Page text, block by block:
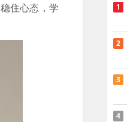
住心态，学
1
2
3
4